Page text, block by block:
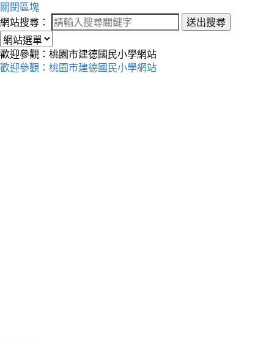
關閉區塊
網站搜尋：
送出搜尋
歡迎參觀：桃園市建德國民小學網站
歡迎參觀：桃園市建德國民小學網站